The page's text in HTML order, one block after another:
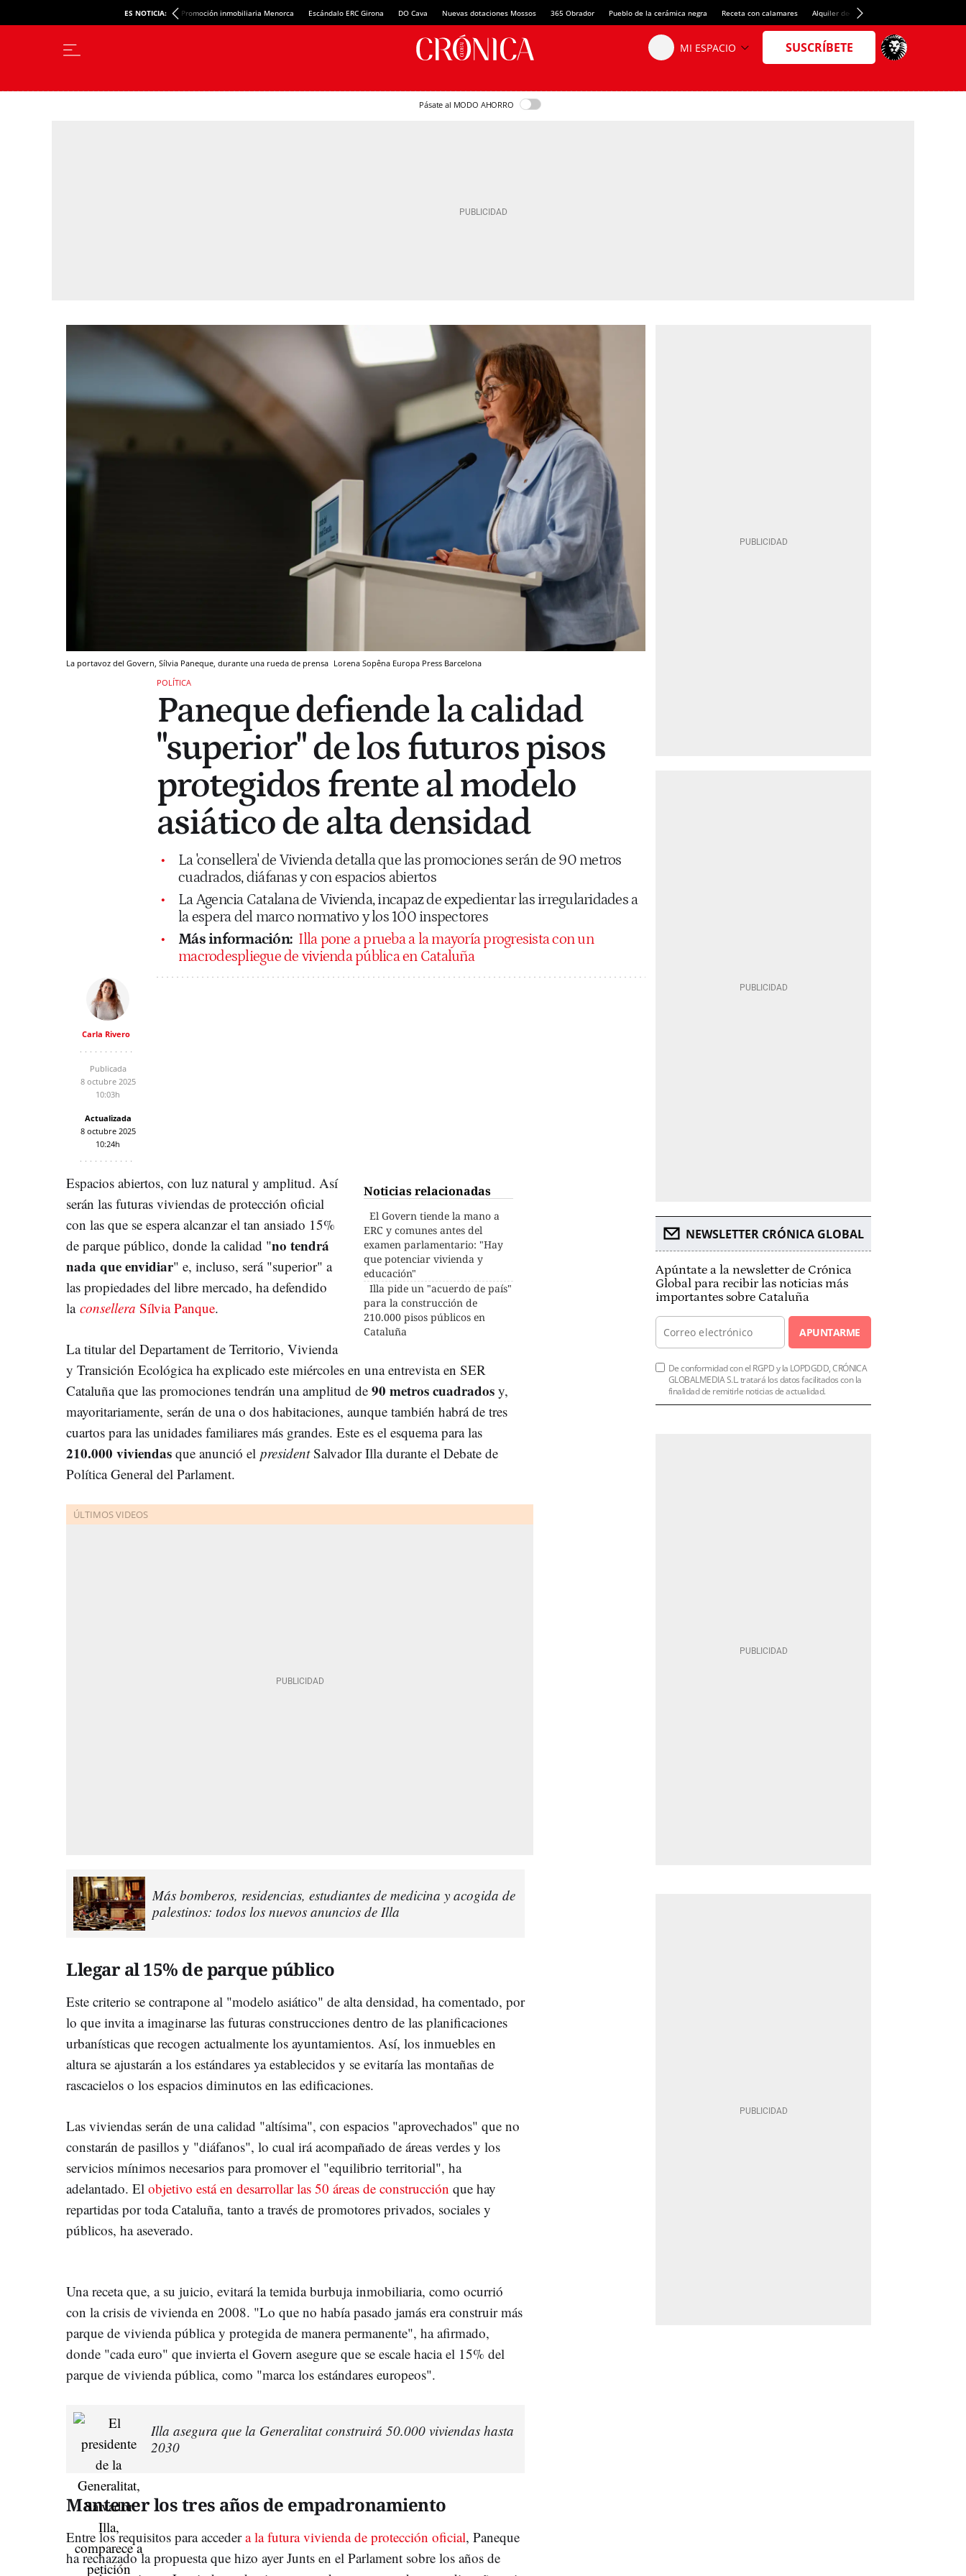
ES NOTICIA: Promoción inmobiliaria Menorca Escándalo ERC Girona DO Cava Nuevas dotaciones Mossos 365 Obrador Pueblo de la cerámica negra Receta con calamares Alquiler de habitaciones en España
Pásate al MODO AHORRO
La portavoz del Govern, Sílvia Paneque, durante una rueda de prensa Lorena Sopêna Europa Press Barcelona
POLÍTICA
Paneque defiende la calidad
"superior" de los futuros pisos
protegidos frente al modelo
asiático de alta densidad
La 'consellera' de Vivienda detalla que las promociones serán de 90 metros
cuadrados, diáfanas y con espacios abiertos
La Agencia Catalana de Vivienda, incapaz de expedientar las irregularidades a
la espera del marco normativo y los 100 inspectores
Más información: Illa pone a prueba a la mayoría progresista con un
macrodespliegue de vivienda pública en Cataluña
Carla Rivero
Publicada
8 octubre 2025
10:03h
Actualizada
8 octubre 2025
10:24h
Noticias relacionadas
El Govern tiende la mano a
ERC y comunes antes del
examen parlamentario: "Hay
que potenciar vivienda y
educación"
Illa pide un "acuerdo de país"
para la construcción de
210.000 pisos públicos en
Cataluña
Espacios abiertos, con luz natural y amplitud. Así
serán las futuras viviendas de protección oficial
con las que se espera alcanzar el tan ansiado 15%
de parque público, donde la calidad "no tendrá
nada que envidiar" e, incluso, será "superior" a
las propiedades del libre mercado, ha defendido
la consellera Sílvia Panque.
La titular del Departament de Territorio, Vivienda
y Transición Ecológica ha explicado este miércoles en una entrevista en SER
Cataluña que las promociones tendrán una amplitud de 90 metros cuadrados y,
mayoritariamente, serán de una o dos habitaciones, aunque también habrá de tres
cuartos para las unidades familiares más grandes. Este es el esquema para las
210.000 viviendas que anunció el presidentSalvador Illa durante el Debate de
Política General del Parlament.
Más bomberos, residencias, estudiantes de medicina y acogida de
palestinos: todos los nuevos anuncios de Illa
Llegar al 15% de parque público
Este criterio se contrapone al "modelo asiático" de alta densidad, ha comentado, por
lo que invita a imaginarse las futuras construcciones dentro de las planificaciones
urbanísticas que recogen actualmente los ayuntamientos. Así, los inmuebles en
altura se ajustarán a los estándares ya establecidos y se evitaría las montañas de
rascacielos o los espacios diminutos en las edificaciones.
Las viviendas serán de una calidad "altísima", con espacios "aprovechados" que no
constarán de pasillos y "diáfanos", lo cual irá acompañado de áreas verdes y los
servicios mínimos necesarios para promover el "equilibrio territorial", ha
adelantado. El objetivo está en desarrollar las 50 áreas de construcción que hay
repartidas por toda Cataluña, tanto a través de promotores privados, sociales y
públicos, ha aseverado.
Una receta que, a su juicio, evitará la temida burbuja inmobiliaria, como ocurrió
con la crisis de vivienda en 2008. "Lo que no había pasado jamás era construir más
parque de vivienda pública y protegida de manera permanente", ha afirmado,
donde "cada euro" que invierta el Govern asegure que se escale hacia el 15% del
parque de vivienda pública, como "marca los estándares europeos".
Illa asegura que la Generalitat construirá 50.000 viviendas hasta
2030
Mantener los tres años de empadronamiento
Entre los requisitos para accedera la futura vivienda de protección oficial, Paneque
ha rechazado la propuesta que hizo ayer Junts en el Parlament sobre los años de
NEWSLETTER CRÓNICA GLOBAL
Apúntate a la newsletter de Crónica
Global para recibir las noticias más
importantes sobre Cataluña
APUNTARME
De conformidad con el RGPD y la LOPDGDD, CRÓNICA
GLOBALMEDIA S.L. tratará los datos facilitados con la
finalidad de remitirle noticias de actualidad.